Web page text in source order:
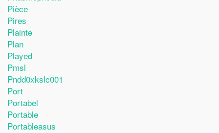
Pièce
Pires
Plainte
Plan
Played
Pmsl
Pndd0xkslc001
Port
Portabel
Portable
Portableasus